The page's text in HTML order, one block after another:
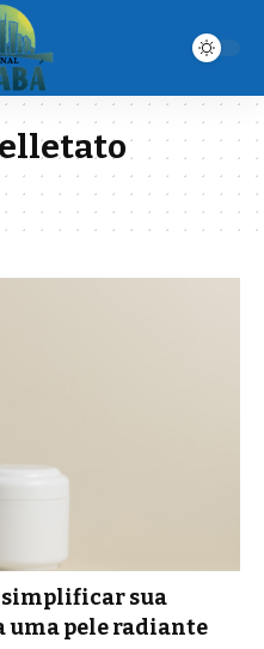
simplificar sua
uma pele radiante